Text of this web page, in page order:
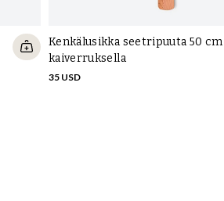
Kenkälusikka seetripuuta 50 cm
kaiverruksella
35 USD